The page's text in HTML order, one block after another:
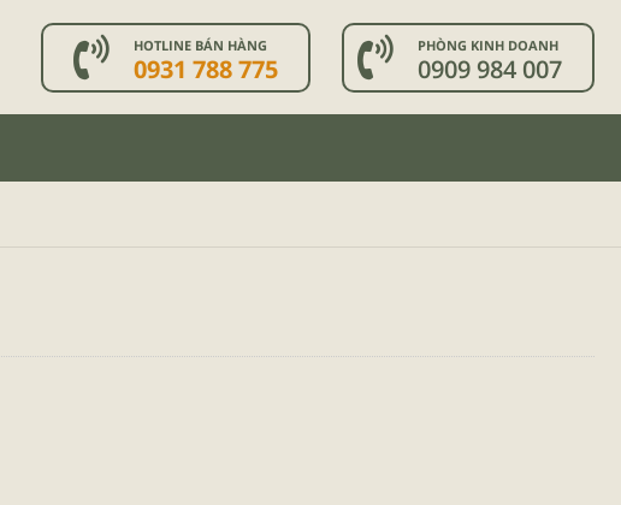
HOTLINE BÁN HÀNG
0931 788 775
PHÒNG KINH DOANH
0909 984 007